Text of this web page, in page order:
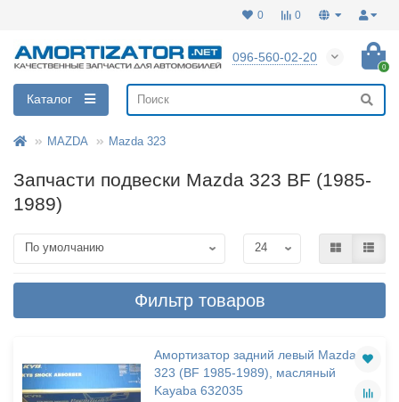
0
0
096-560-02-20
0
Каталог
MAZDA Mazda 323
Запчасти подвески Mazda 323 BF (1985-
1989)
Фильтр товаров
Амортизатор задний левый Mazda
323 (BF 1985-1989), масляный
Kayaba 632035